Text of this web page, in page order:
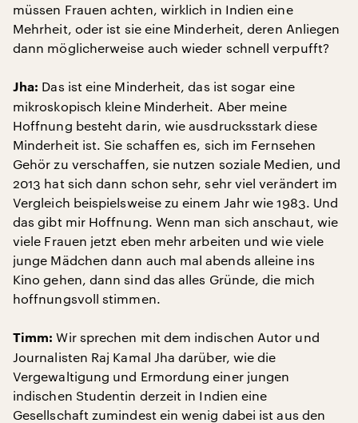
müssen Frauen achten, wirklich in Indien eine
Mehrheit, oder ist sie eine Minderheit, deren Anliegen
dann möglicherweise auch wieder schnell verpufft?
Jha: Das ist eine Minderheit, das ist sogar eine
mikroskopisch kleine Minderheit. Aber meine
Hoffnung besteht darin, wie ausdrucksstark diese
Minderheit ist. Sie schaffen es, sich im Fernsehen
Gehör zu verschaffen, sie nutzen soziale Medien, und
2013 hat sich dann schon sehr, sehr viel verändert im
Vergleich beispielsweise zu einem Jahr wie 1983. Und
das gibt mir Hoffnung. Wenn man sich anschaut, wie
viele Frauen jetzt eben mehr arbeiten und wie viele
junge Mädchen dann auch mal abends alleine ins
Kino gehen, dann sind das alles Gründe, die mich
hoffnungsvoll stimmen.
Timm: Wir sprechen mit dem indischen Autor und
Journalisten Raj Kamal Jha darüber, wie die
Vergewaltigung und Ermordung einer jungen
indischen Studentin derzeit in Indien eine
Gesellschaft zumindest ein wenig dabei ist aus den